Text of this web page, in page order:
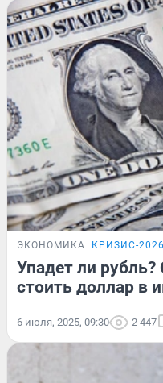
ЭКОНОМИКА КРИЗИС-2026
Упадет ли рубль?
стоить доллар в
6 июля, 2025, 09:30 2 447